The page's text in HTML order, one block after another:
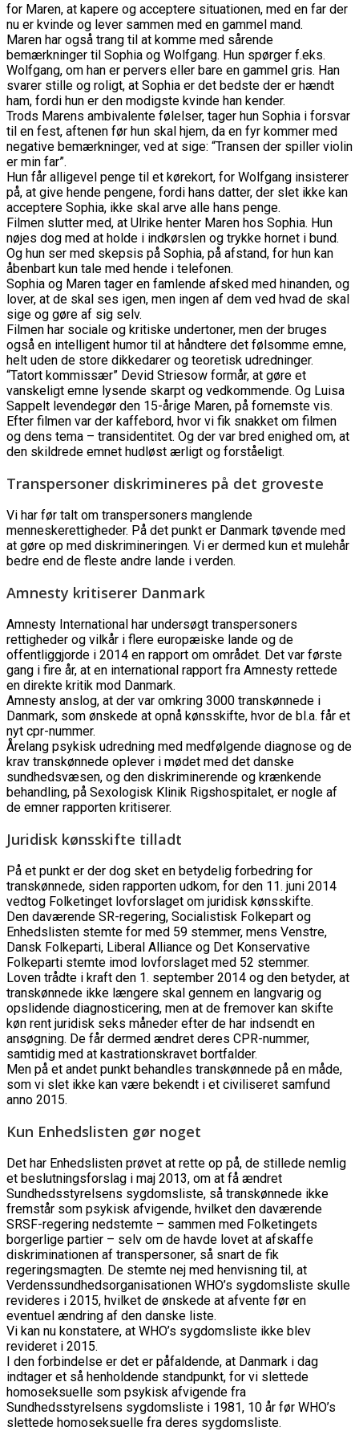
for Maren, at kapere og acceptere situationen, med en far der
nu er kvinde og lever sammen med en gammel mand.
Maren har også trang til at komme med sårende
bemærkninger til Sophia og Wolfgang. Hun spørger f.eks.
Wolfgang, om han er pervers eller bare en gammel gris. Han
svarer stille og roligt, at Sophia er det bedste der er hændt
ham, fordi hun er den modigste kvinde han kender.
Trods Marens ambivalente følelser, tager hun Sophia i forsvar
til en fest, aftenen før hun skal hjem, da en fyr kommer med
negative bemærkninger, ved at sige: “Transen der spiller violin
er min far”.
Hun får alligevel penge til et kørekort, for Wolfgang insisterer
på, at give hende pengene, fordi hans datter, der slet ikke kan
acceptere Sophia, ikke skal arve alle hans penge.
Filmen slutter med, at Ulrike henter Maren hos Sophia. Hun
nøjes dog med at holde i indkørslen og trykke hornet i bund.
Og hun ser med skepsis på Sophia, på afstand, for hun kan
åbenbart kun tale med hende i telefonen.
Sophia og Maren tager en famlende afsked med hinanden, og
lover, at de skal ses igen, men ingen af dem ved hvad de skal
sige og gøre af sig selv.
Filmen har sociale og kritiske undertoner, men der bruges
også en intelligent humor til at håndtere det følsomme emne,
helt uden de store dikkedarer og teoretisk udredninger.
“Tatort kommissær” Devid Striesow formår, at gøre et
vanskeligt emne lysende skarpt og vedkommende. Og Luisa
Sappelt levendegør den 15-årige Maren, på fornemste vis.
Efter filmen var der kaffebord, hvor vi fik snakket om filmen
og dens tema – transidentitet. Og der var bred enighed om, at
den skildrede emnet hudløst ærligt og forståeligt.
Transpersoner diskrimineres på det groveste
Vi har før talt om transpersoners manglende
menneskerettigheder. På det punkt er Danmark tøvende med
at gøre op med diskrimineringen. Vi er dermed kun et mulehår
bedre end de fleste andre lande i verden.
Amnesty kritiserer Danmark
Amnesty International har undersøgt transpersoners
rettigheder og vilkår i flere europæiske lande og de
offentliggjorde i 2014 en rapport om området. Det var første
gang i fire år, at en international rapport fra Amnesty rettede
en direkte kritik mod Danmark.
Amnesty anslog, at der var omkring 3000 transkønnede i
Danmark, som ønskede at opnå kønsskifte, hvor de bl.a. får et
nyt cpr-nummer.
Årelang psykisk udredning med medfølgende diagnose og de
krav transkønnede oplever i mødet med det danske
sundhedsvæsen, og den diskriminerende og krænkende
behandling, på Sexologisk Klinik Rigshospitalet, er nogle af
de emner rapporten kritiserer.
Juridisk kønsskifte tilladt
På et punkt er der dog sket en betydelig forbedring for
transkønnede, siden rapporten udkom, for den 11. juni 2014
vedtog Folketinget lovforslaget om juridisk kønsskifte.
Den daværende SR-regering, Socialistisk Folkepart og
Enhedslisten stemte for med 59 stemmer, mens Venstre,
Dansk Folkeparti, Liberal Alliance og Det Konservative
Folkeparti stemte imod lovforslaget med 52 stemmer.
Loven trådte i kraft den 1. september 2014 og den betyder, at
transkønnede ikke længere skal gennem en langvarig og
opslidende diagnosticering, men at de fremover kan skifte
køn rent juridisk seks måneder efter de har indsendt en
ansøgning. De får dermed ændret deres CPR-nummer,
samtidig med at kastrationskravet bortfalder.
Men på et andet punkt behandles transkønnede på en måde,
som vi slet ikke kan være bekendt i et civiliseret samfund
anno 2015.
Kun Enhedslisten gør noget
Det har Enhedslisten prøvet at rette op på, de stillede nemlig
et beslutningsforslag i maj 2013, om at få ændret
Sundhedsstyrelsens sygdomsliste, så transkønnede ikke
fremstår som psykisk afvigende, hvilket den daværende
SRSF-regering nedstemte – sammen med Folketingets
borgerlige partier – selv om de havde lovet at afskaffe
diskriminationen af transpersoner, så snart de fik
regeringsmagten. De stemte nej med henvisning til, at
Verdenssundhedsorganisationen WHO’s sygdomsliste skulle
revideres i 2015, hvilket de ønskede at afvente før en
eventuel ændring af den danske liste.
Vi kan nu konstatere, at WHO’s sygdomsliste ikke blev
revideret i 2015.
I den forbindelse er det er påfaldende, at Danmark i dag
indtager et så henholdende standpunkt, for vi slettede
homoseksuelle som psykisk afvigende fra
Sundhedsstyrelsens sygdomsliste i 1981, 10 år før WHO’s
slettede homoseksuelle fra deres sygdomsliste.